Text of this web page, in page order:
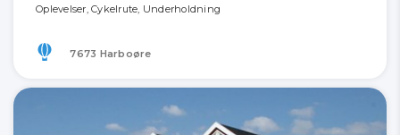
Oplevelser, Cykelrute, Underholdning
7673 Harboøre